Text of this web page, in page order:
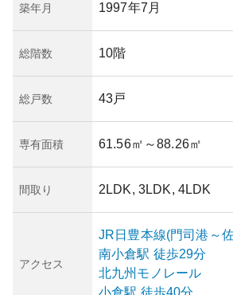
築年月 1997年7月
総階数 10階
総戸数 43戸
専有面積 61.56㎡ ～88.26㎡
間取り 2LDK, 3LDK, 4LDK
アクセス
JR日豊本線(門司港～
南小倉駅 徒歩29分
北九州モノレール
小倉駅 徒歩40分